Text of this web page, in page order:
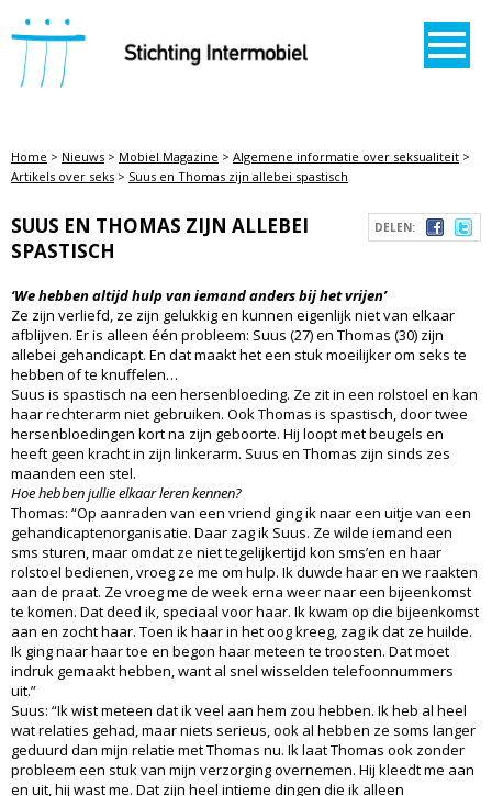
STICHTING INTERMOBIEL
Home > Nieuws > Mobiel Magazine > Algemene informatie over seksualiteit >
Artikels over seks > Suus en Thomas zijn allebei spastisch
DELEN:
SUUS EN THOMAS ZIJN ALLEBEI
SPASTISCH
‘We hebben altijd hulp van iemand anders bij het vrijen’
Ze zijn verliefd, ze zijn gelukkig en kunnen eigenlijk niet van elkaar
afblijven. Er is alleen één probleem: Suus (27) en Thomas (30) zijn
allebei gehandicapt. En dat maakt het een stuk moeilijker om seks te
hebben of te knuffelen…
Suus is spastisch na een hersenbloeding. Ze zit in een rolstoel en kan
haar rechterarm niet gebruiken. Ook Thomas is spastisch, door twee
hersenbloedingen kort na zijn geboorte. Hij loopt met beugels en
heeft geen kracht in zijn linkerarm. Suus en Thomas zijn sinds zes
maanden een stel.
Hoe hebben jullie elkaar leren kennen?
Thomas: “Op aanraden van een vriend ging ik naar een uitje van een
gehandicaptenorganisatie. Daar zag ik Suus. Ze wilde iemand een
sms sturen, maar omdat ze niet tegelijkertijd kon sms’en en haar
rolstoel bedienen, vroeg ze me om hulp. Ik duwde haar en we raakten
aan de praat. Ze vroeg me de week erna weer naar een bijeenkomst
te komen. Dat deed ik, speciaal voor haar. Ik kwam op die bijeenkomst
aan en zocht haar. Toen ik haar in het oog kreeg, zag ik dat ze huilde.
Ik ging naar haar toe en begon haar meteen te troosten. Dat moet
indruk gemaakt hebben, want al snel wisselden telefoonnummers
uit.”
Suus: “Ik wist meteen dat ik veel aan hem zou hebben. Ik heb al heel
wat relaties gehad, maar niets serieus, ook al hebben ze soms langer
geduurd dan mijn relatie met Thomas nu. Ik laat Thomas ook zonder
probleem een stuk van mijn verzorging overnemen. Hij kleedt me aan
en uit, hij wast me. Dat zijn heel intieme dingen die ik alleen